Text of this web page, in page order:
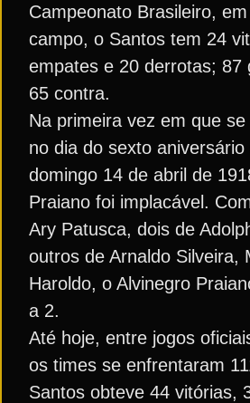
Campeonato Brasileiro,
campo, o Santos tem 24
empates e 20 derrotas; 87
65 contra.
Na primeira vez em que
no dia do sexto
domingo 14 de abril de
Praiano foi implacável.
Ary Patusca, dois de
outros de Arnaldo Silveira,
Haroldo, o Alvinegro
a 2.
Até hoje, entre jogos
os times se enfrentaram
Santos obteve 44 vitórias,